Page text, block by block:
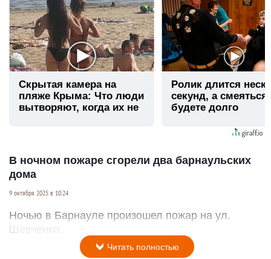
Скрытая камера на
пляже Крыма: Что люди
вытворяют, когда их не
Ролик длится
секунд, а
будете долго
В ночном пожаре сгорели два барнаульских
дома
9 октября 2025 в 10:24
Ночью в Барнауле произошел пожар на ул.
Шевченко.
Читать полностью